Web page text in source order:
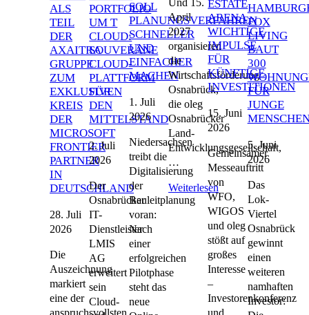
ALS
TEIL
DER
AXAITRA
GRUPPE
ZUM
EXKLUSIVEN
KREIS
DER
MICROSOFT
FRONTIER
PARTNER
IN
DEUTSCHLAND
28. Juli
2026
Die
Auszeichnung
markiert
eine der
anspruchsvollsten
PORTFOLIO
UM T
CLOUD:
SOUVERÄNE
CLOUD-
PLATTFORM
FÜR
DEN
MITTELSTAND
2. Juli
2026
Der
Osnabrücker
IT-
Dienstleister
LMIS
AG
erweitert
sein
Cloud-
SOLL
PLANUNGSVERFAHREN
SCHNELLER
UND
EINFACHER
MACHEN
1. Juli
2026
Niedersachsen
treibt die
Digitalisierung
der
Bauleitplanung
voran:
Nach
einer
erfolgreichen
Pilotphase
steht das
neue
Und 15.
April
2027
organisieren
die
Wirtschaftsförderung
Osnabrück,
die oleg
Osnabrücker
Land-
Entwicklungsgesellschaft,
…
Weiterlesen
ESTATE
ARENA
WICHTIGE
IMPULSE
FÜR
KÜNFTIGE
INVESTITIONEN
15. Juni
2026
Gemeinsamer
Messeauftritt
von
WFO,
WIGOS
und oleg
stößt auf
großes
Interesse
–
Investorenkonferenz
und
FOX
LIVING
BAUT
300
FÜR
JUNGE
5. Juni
2026
Das
Lok-
Viertel
Osnabrück
gewinnt
einen
weiteren
namhaften
Investor: